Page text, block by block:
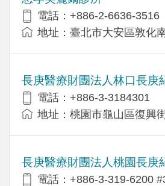
電話：+886-2-6636-3516
地址：臺北市大安區敦化
長庚醫療財團法人林口長庚
電話：+886-3-3184301
地址：桃園市龜山區復興
長庚醫療財團法人桃園長庚
電話：+886-3-319-6200